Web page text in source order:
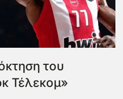
του
Τέλεκομ»